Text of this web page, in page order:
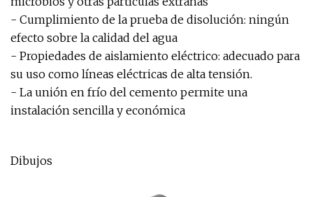
- Cumplimiento de la prueba de disolución: ningún
efecto sobre la calidad del agua
- Propiedades de aislamiento eléctrico: adecuado para
su uso como líneas eléctricas de alta tensión.
- La unión en frío del cemento permite una
instalación sencilla y económica
Dibujos